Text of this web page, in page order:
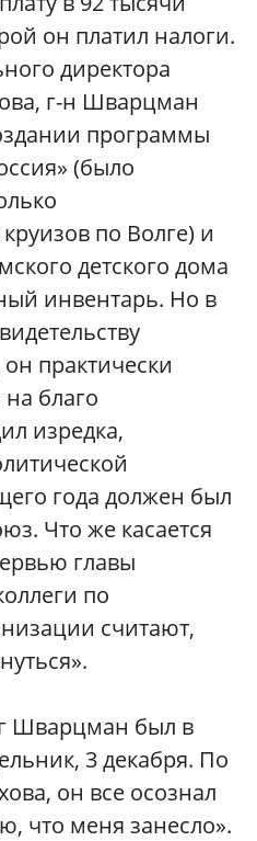
он платил налоги.
директора
г-н Шварцман
программы
(было
по Волге) и
детского дома
инвентарь. Но в
практически
благо
изредка,
года должен был
Что же касается
главы
по
считают,
Шварцман был в
3 декабря. По
он все осознал
что меня занесло».